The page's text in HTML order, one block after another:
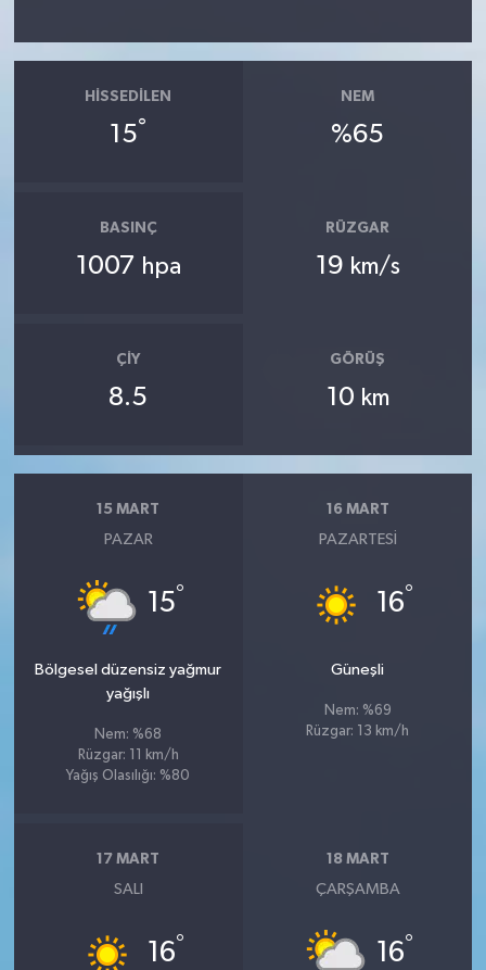
HISSEDILEN
15°
NEM
%65
BASINÇ
1007 hpa
RÜZGAR
19 km/s
ÇIY
8.5
GÖRÜŞ
10 km
15 MART
PAZAR
15°
Bölgesel düzensiz yağmur
yağışlı
Nem: %68
Rüzgar: 11 km/h
Yağış Olasılığı: %80
16 MART
PAZARTESI
16°
Güneşli
Nem: %69
Rüzgar: 13 km/h
17 MART
SALI
16°
18 MART
ÇARŞAMBA
16°